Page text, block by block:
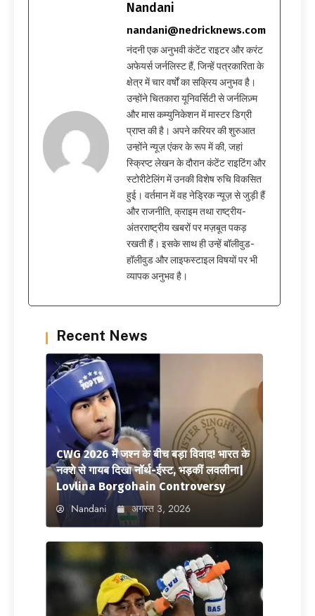
Nandani
nandani@nedricknews.com
नंदनी एक अनुभवी कंटेंट राइटर और करंट
अफेयर्स जर्नलिस्ट हैं, जिन्हें पत्रकारिता के
क्षेत्र में चार वर्षों का सक्रिय अनुभव है।
उन्होंने चितकारा यूनिवर्सिटी से जर्नलिज़्म
और मास कम्युनिकेशन में मास्टर डिग्री
प्राप्त की है। अपने करियर की शुरुआत
उन्होंने न्यूज़ एंकर के रूप में की, जहां
स्क्रिप्ट लेखन के दौरान कंटेंट राइटिंग और
स्टोरीटेलिंग में उनकी विशेष रुचि विकसित
हुई। वर्तमान में वह नेड्रिक न्यूज़ से जुड़ी हैं
और राजनीति, क्राइम तथा राष्ट्रीय-
अंतरराष्ट्रीय खबरों पर मज़बूत पकड़
रखती हैं। इसके साथ ही उन्हें बॉलीवुड-
हॉलीवुड और लाइफस्टाइल विषयों पर भी
व्यापक अनुभव है।
Recent News
CWG 2026 में जश्न के बीच बड़ा विवाद! भारत के
नक्शे से गायब दिखा नॉर्थ-ईस्ट, भड़कीं लवलीना|
Lovlina Borgohain Controversy
Nandani अगस्त 3, 2026